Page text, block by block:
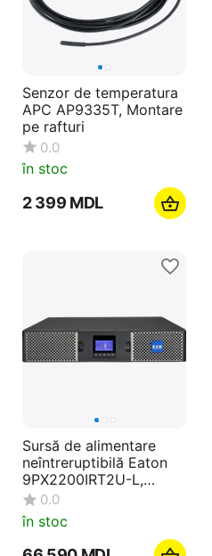
Senzor de temperatura
APC AP9335T, Montare
pe rafturi
0.0
în stoc
2 399 MDL
Sursă de alimentare
neîntreruptibilă Eaton
9PX2200IRT2U-L,
Online, 2200VA,
Turn/Montare pe rafturi
0.0
în stoc